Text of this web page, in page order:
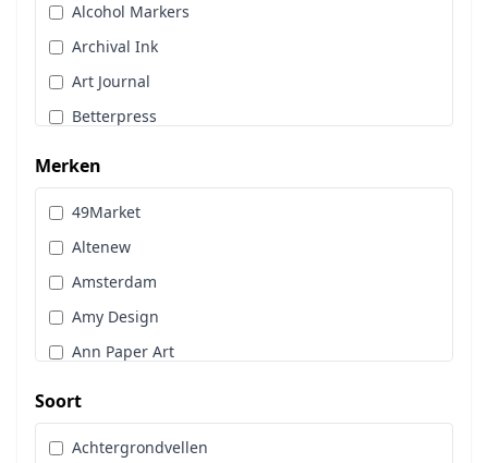
Stempels
Workshoppakket
Pan Pastel
Alcohol Markers
Archival Ink
Art Journal
Betterpress
Brads
Cadence
Designpapier
Distress Oxide Spray
Distress Spritz
Divers
Dot & Do
Embossingpoeder
Merken
49Market
Altenew
Amsterdam
Amy Design
Ann Paper Art
Art Impressions
Art Journaling
Soort
Achtergrondvellen